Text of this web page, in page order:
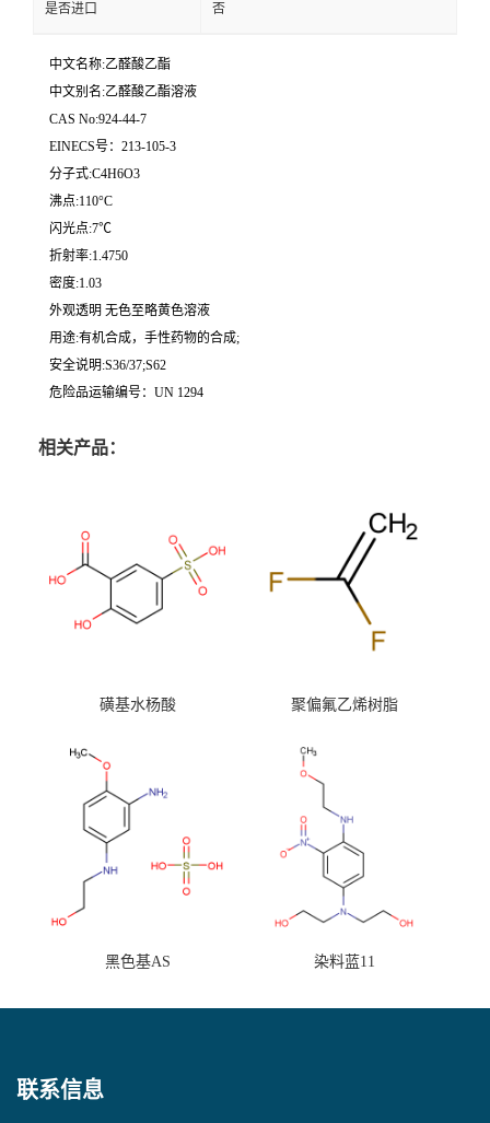
是否进口 否
中文名称:乙醛酸乙酯
中文别名:乙醛酸乙酯溶液
CAS No:924-44-7
EINECS号：213-105-3
分子式:C4H6O3
沸点:110°C
闪光点:7℃
折射率:1.4750
密度:1.03
外观透明 无色至略黄色溶液
用途:有机合成，手性药物的合成;
安全说明:S36/37;S62
危险品运输编号：UN 1294
相关产品：
磺基水杨酸 聚偏氟乙烯树脂
黑色基AS 染料蓝11
联系信息